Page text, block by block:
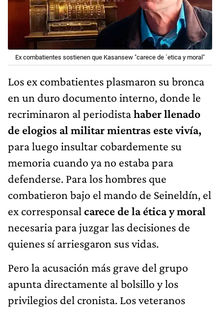
Ex combatientes sostienen que Kasansew "carece de ´etica y moral"
Los ex combatientes plasmaron su bronca
en un duro documento interno, donde le
recriminaron al periodistahaber llenado
de elogios al militar mientras este vivía,
para luego insultar cobardemente su
memoria cuando ya no estaba para
defenderse. Para los hombres que
combatieron bajo el mando de Seineldín, el
ex corresponsal carece de la ética y moral
necesaria para juzgar las decisiones de
quienes sí arriesgaron sus vidas.
Pero la acusación más grave del grupo
apunta directamente al bolsillo y los
privilegios del cronista. Los veteranos